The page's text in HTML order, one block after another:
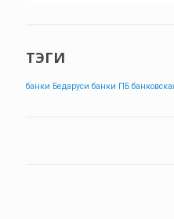
ТЭГИ
банки Бедаруси банки ПБ